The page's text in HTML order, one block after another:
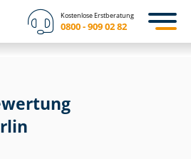
Kostenlose Erstberatung
0800 - 909 02 82